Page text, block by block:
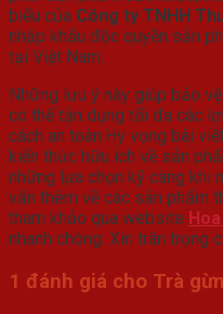
biểu của Công ty TNHH
nhập khẩu độc quyền sản
tại Việt Nam.
Những lưu ý này giúp bảo
có thể tận dụng tối đa các
cách an toàn.Hy vọng bài
kiến thức hữu ích về sản
những lựa chọn kỹ càng khi
vấn thêm về các sản phẩm
tham khảo qua website
nhanh chóng. Xin trân trọng
1 đánh giá cho Trà